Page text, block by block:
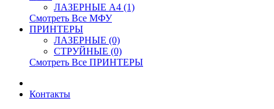
ЛАЗЕРНЫЕ A4 (1)
Смотреть Все МФУ
ПРИНТЕРЫ
ЛАЗЕРНЫЕ (0)
СТРУЙНЫЕ (0)
Смотреть Все ПРИНТЕРЫ
Контакты